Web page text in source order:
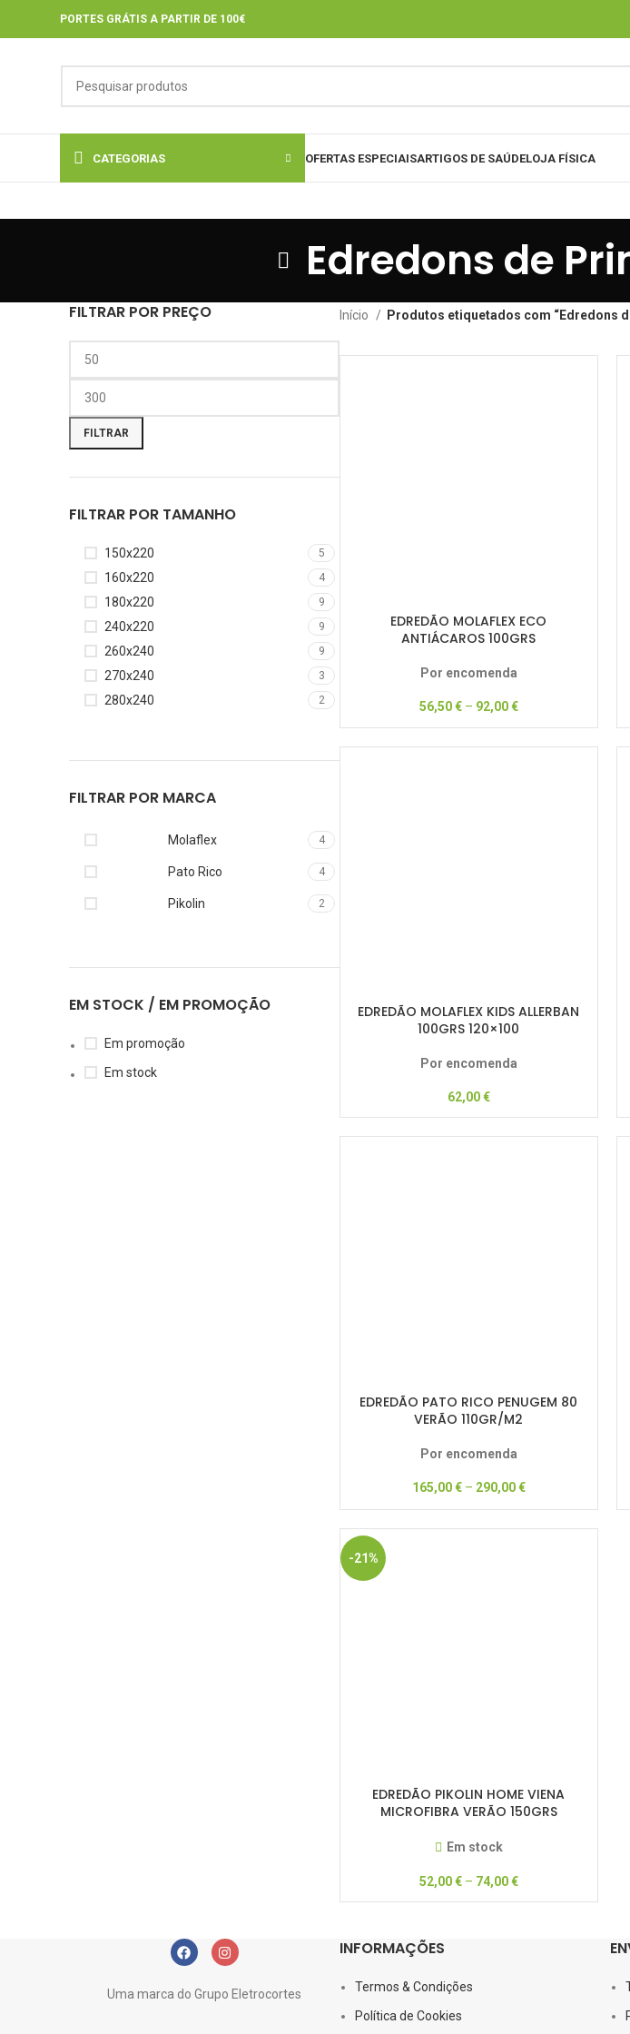
PORTES GRÁTIS A PARTIR DE 100€
CATEGORIAS OFERTAS ESPECIAISARTIGOS DE SAÚDELOJA FÍSICA
Edredons de
FILTRAR POR PREÇO
FILTRAR
FILTRAR POR TAMANHO
150x220 5
160x220 4
180x220 9
240x220 9
260x240 9
270x240 3
280x240 2
FILTRAR POR MARCA
Molaflex 4
Pato Rico 4
Pikolin 2
EM STOCK / EM PROMOÇÃO
Em promoção
Em stock
Início Produtos etiquetados com “Edredons
EDREDÃO MOLAFLEX ECO
ANTIÁCAROS 100GRS
Por encomenda
56,50€– 92,00€
EDREDÃO MOLAFLEX KIDS ALLERBAN
100GRS 120×100
Por encomenda
62,00€
EDREDÃO PATO RICO PENUGEM 80
VERÃO 110GR/M2
Por encomenda
165,00€– 290,00€
-21%
EDREDÃO PIKOLIN HOME VIENA
MICROFIBRA VERÃO 150GRS
Em stock
52,00€– 74,00€
Uma marca do Grupo Eletrocortes
INFORMAÇÕES
Termos & Condições
Política de Cookies